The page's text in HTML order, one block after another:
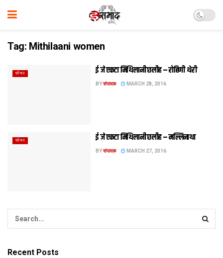
Tag: Mithilaani women
फीचर ई जे एकटा मिथि‍लानी छलीह – रोहिणी थेरी
BYसंपादक MARCH 28, 2016
फीचर ई जे एकटा मिथि‍लानी छलीह – मल्लि‍नाथा
BYसंपादक MARCH 27, 2016
Recent Posts